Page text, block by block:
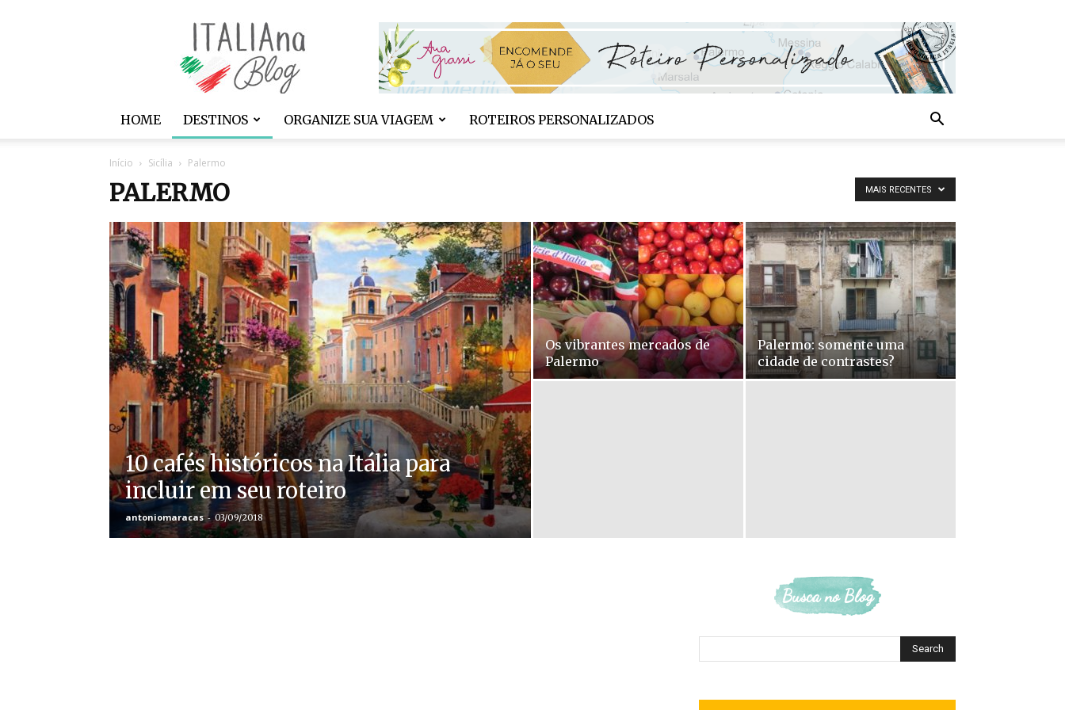
ITALIAna
HOME DESTINOS ORGANIZE SUA VIAGEM ROTEIROS PERSONALIZADOS
Início Sicília Palermo
PALERMO MAIS RECENTES
10 cafés históricos na Itália para
incluir em seu roteiro
antoniomaracas - 03/09/2018
Os vibrantes mercados de
Palermo
Palermo: somente uma
cidade de contrastes?
Busca no Blog